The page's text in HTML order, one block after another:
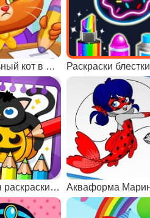
Виртуальный кот в школе Раскраски блестки
Хэллоуин раскраски и рисовалки